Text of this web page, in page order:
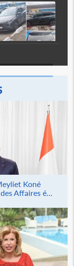
Koné
Affaires é...